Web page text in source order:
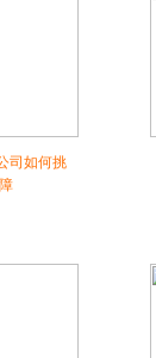
司如何挑